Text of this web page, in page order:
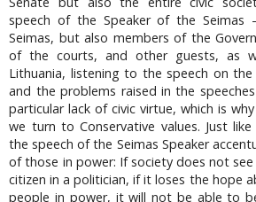
speech of the Speaker of the
Seimas, but also members of the
of the courts, and other guests, as
Lithuania, listening to the speech on
and the problems raised in the
particular lack of civic virtue, which is
we turn to Conservative values. Just
the speech of the Seimas Speaker
of those in power: If society does not
citizen in a politician, if it loses the hope
people in power, it will not be able to